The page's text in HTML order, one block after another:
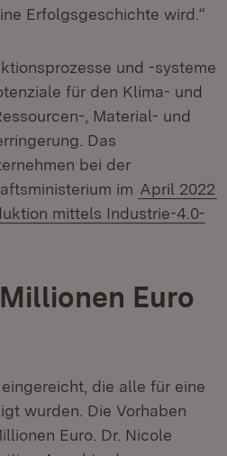
Erfolgsgeschichte wird.“
und -systeme
für den Klima- und
, Material- und
Das
bei der
im April 2022
mittels Industrie-4.0-
Euro
die alle für eine
wurden. Die Vorhaben
Euro. Dr. Nicole